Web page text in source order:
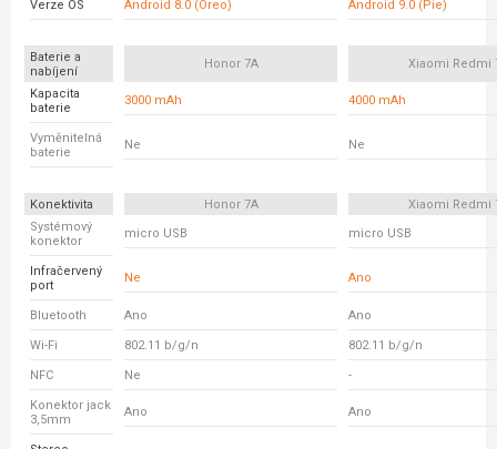
Verze OS Android 8.0 (Oreo) Android 9.0 (Pie)
Baterie a
nabíjení
Honor 7A Xiaomi Redmi
Kapacita
baterie
3000 mAh 4000 mAh
Vyměnitelná
baterie
Ne Ne
Konektivita Honor 7A
Xiaomi Redmi
Systémový
konektor
micro USB micro USB
Infračervený
port
Ne Ano
Bluetooth Ano Ano
Wi-Fi 802.11 b/g/n 802.11 b/g/n
NFC Ne -
Konektor jack
3,5mm
Ano Ano